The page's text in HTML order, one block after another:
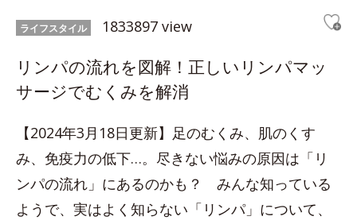
ライフスタイル 1833897 view
リンパの流れを図解！正しいリンパマッ
サージでむくみを解消
【2024年3月18日更新】足のむくみ、肌のくす
み、免疫力の低下…。尽きない悩みの原因は「リ
ンパの流れ」にあるのかも？ みんな知っている
ようで、実はよく知らない「リンパ」について、